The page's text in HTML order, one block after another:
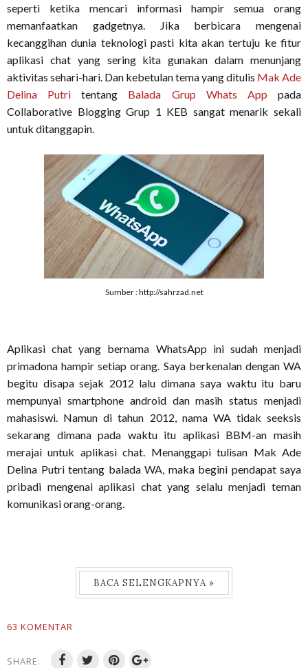
seperti ketika mencari informasi hampir semua orang
memanfaatkan gadgetnya. Jika berbicara mengenai
kecanggihan dunia teknologi pasti kita akan tertuju ke fitur
aplikasi chat yang sering kita gunakan dalam menunjang
aktivitas sehari-hari. Dan kebetulan tema yang ditulis Mak Ade
Delina Putritentang Balada Grup Whats App pada
Collaborative Blogging Grup 1 KEB sangat menarik sekali
untuk ditanggapin.
Sumber : http://sahrzad.net
Aplikasi chat yang bernama WhatsApp ini sudah menjadi
primadona hampir setiap orang. Saya berkenalan dengan WA
begitu disapa sejak 2012 lalu dimana saya waktu itu baru
mempunyai smartphone android dan masih status menjadi
mahasiswi. Namun di tahun 2012, nama WA tidak seeksis
sekarang dimana pada waktu itu aplikasi BBM-an masih
merajai untuk aplikasi chat. Menanggapi tulisan Mak Ade
Delina Putri tentang balada WA, maka begini pendapat saya
pribadi mengenai aplikasi chat yang selalu menjadi teman
komunikasi orang-orang.
BACA SELENGKAPNYA »
63 KOMENTAR
SHARE: